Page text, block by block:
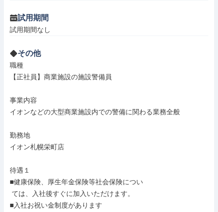
試用期間
試用期間なし
その他
職種
【正社員】商業施設の施設警備員
事業内容
イオンなどの大型商業施設内での警備に関わる業務全般
勤務地
イオン札幌栄町店
待遇１
■健康保険、厚生年金保険等社会保険につい
■入社お祝い金制度があります